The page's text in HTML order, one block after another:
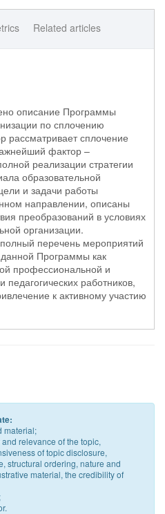
Related articles
описание Программы
по сплочению
рассматривает сплочение
фактор –
реализации стратегии
образовательной
и задачи работы
направлении, описаны
преобразований в условиях
организации.
перечень мероприятий
Программы как
профессиональной и
работников,
к активному участию
material;
relevance of the topic,
of topic disclosure,
structural ordering, nature and
material, the credibility of